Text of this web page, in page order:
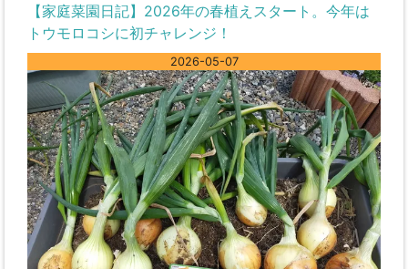
【家庭菜園日記】2026年の春植えスタート。今年は
トウモロコシに初チャレンジ！
2026-05-07